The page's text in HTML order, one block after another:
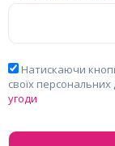
Натискаючи
своїх
угоди